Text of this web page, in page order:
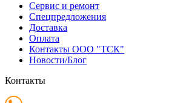
Сервис и ремонт
Спецпредложения
Доставка
Оплата
Контакты ООО "ТСК"
Новости/Блог
Контакты